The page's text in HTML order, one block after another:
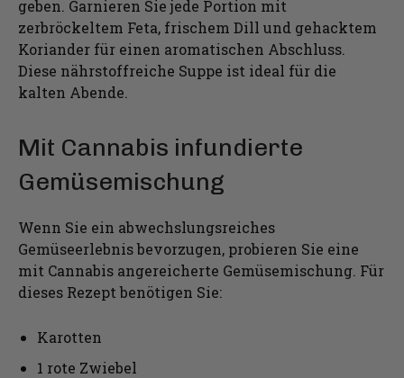
geben. Garnieren Sie jede Portion mit
zerbröckeltem Feta, frischem Dill und gehacktem
Koriander für einen aromatischen Abschluss.
Diese nährstoffreiche Suppe ist ideal für die
kalten Abende.
Mit Cannabis infundierte
Gemüsemischung
Wenn Sie ein abwechslungsreiches
Gemüseerlebnis bevorzugen, probieren Sie eine
mit Cannabis angereicherte Gemüsemischung. Für
dieses Rezept benötigen Sie:
Karotten
1 rote Zwiebel